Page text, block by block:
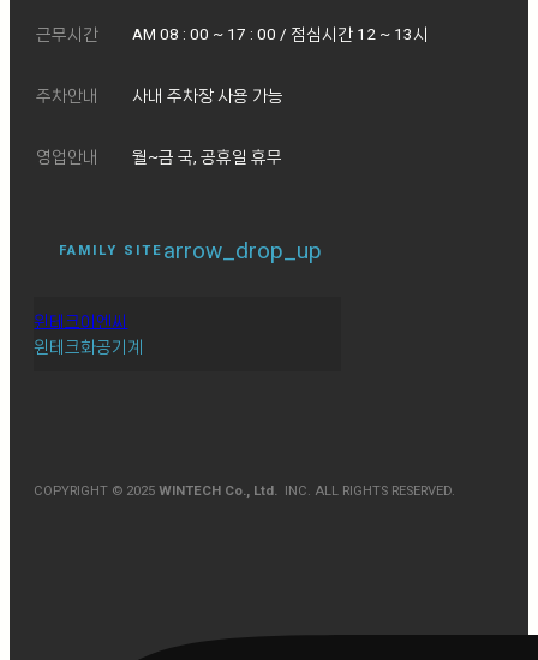
근무시간 AM 08 : 00 ~ 17 : 00 / 점심시간 12 ~ 13시
주차안내 사내 주차장 사용 가능
영업안내 월~금 국, 공휴일 휴무
FAMILY SITE arrow_drop_up
윈테크이엔씨
윈테크화공기계
COPYRIGHT © 2025WINTECH Co., Ltd. INC. ALL RIGHTS RESERVED.